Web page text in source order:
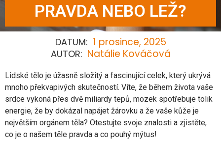
PRAVDA NEBO LEŽ?
DATUM: 1 prosince, 2025
AUTOR: Natálie Kováčová
Lidské tělo je úžasně složitý a fascinující celek, který ukrývá
mnoho překvapivých skutečností. Víte, že během života vaše
srdce vykoná přes dvě miliardy tepů, mozek spotřebuje tolik
energie, že by dokázal napájet žárovku a že vaše kůže je
největším orgánem těla? Otestujte svoje znalosti a zjistěte,
co je o našem těle pravda a co pouhý mýtus!